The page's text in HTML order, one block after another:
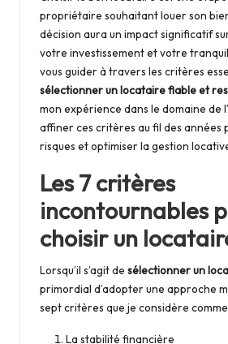
ti
o
n
d
e
la
m
ai
s
o
n
propriétaire souhaitant louer son
décision aura un impact significatif
votre investissement et votre
vous guider à travers les critères
sélectionner un locataire fiable et
mon expérience dans le domaine de
affiner ces critères au fil des années
risques et optimiser la gestion
Les 7 critères
incontournables
choisir un
Lorsqu’il s’agit de sélectionner un
primordial d’adopter une approche
sept critères que je considère
La stabilité financière